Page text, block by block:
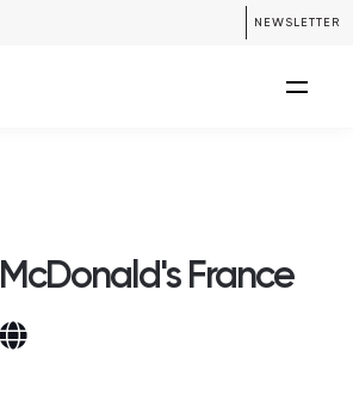
NEWSLETTER
McDonald's France